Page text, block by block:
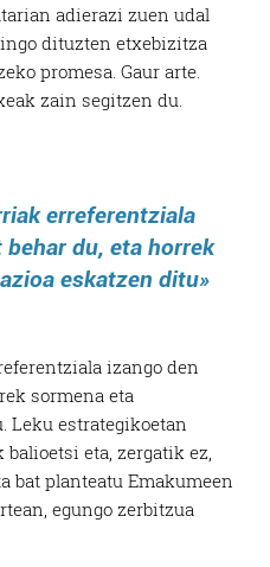
adierazi zuen udal
dituzten etxebizitza
promesa. Gaur arte.
zain segitzen du.
erreferentziala
du, eta horrek
eskatzen ditu»
izango den
sormena eta
Leku estrategikoetan
eta, zergatik ez,
bat planteatu Emakumeen
egungo zerbitzua